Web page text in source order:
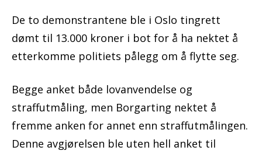
De to demonstrantene ble i Oslo tingrett
dømt til 13.000 kroner i bot for å ha nektet å
etterkomme politiets pålegg om å flytte seg.
Begge anket både lovanvendelse og
straffutmåling, men Borgarting nektet å
fremme anken for annet enn straffutmålingen.
Denne avgjørelsen ble uten hell anket til